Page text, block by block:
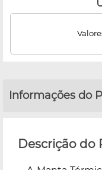
Informações do
Descrição do